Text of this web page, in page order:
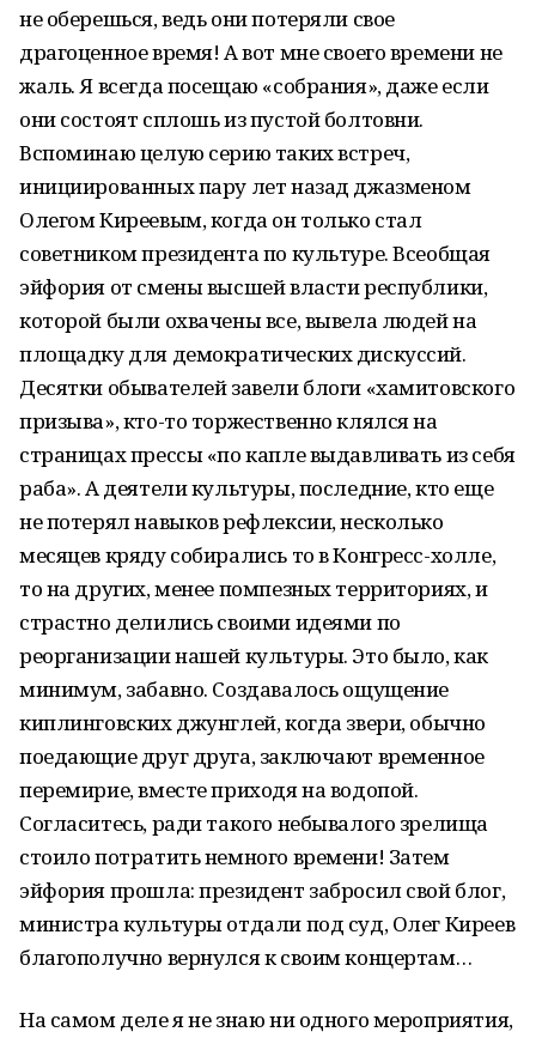
не оберешься, ведь они потеряли свое
драгоценное время! А вот мне своего времени не
жаль. Я всегда посещаю «собрания», даже если
они состоят сплошь из пустой болтовни.
Вспоминаю целую серию таких встреч,
инициированных пару лет назад джазменом
Олегом Киреевым, когда он только стал
советником президента по культуре. Всеобщая
эйфория от смены высшей власти республики,
которой были охвачены все, вывела людей на
площадку для демократических дискуссий.
Десятки обывателей завели блоги «хамитовского
призыва», кто-то торжественно клялся на
страницах прессы «по капле выдавливать из себя
раба». А деятели культуры, последние, кто еще
не потерял навыков рефлексии, несколько
месяцев кряду собирались то в Конгресс-холле,
то на других, менее помпезных территориях, и
страстно делились своими идеями по
реорганизации нашей культуры. Это было, как
минимум, забавно. Создавалось ощущение
киплинговских джунглей, когда звери, обычно
поедающие друг друга, заключают временное
перемирие, вместе приходя на водопой.
Согласитесь, ради такого небывалого зрелища
стоило потратить немного времени! Затем
эйфория прошла: президент забросил свой блог,
министра культуры отдали под суд, Олег Киреев
благополучно вернулся к своим концертам…
На самом деле я не знаю ни одного мероприятия,